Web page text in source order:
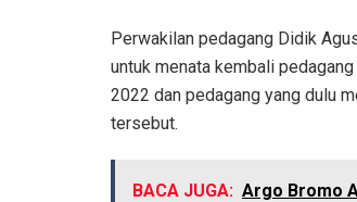
Perwakilan pedagang Didik
untuk menata kembali
2022 dan pedagang yang dulu
tersebut.
BACA JUGA: Argo Bromo